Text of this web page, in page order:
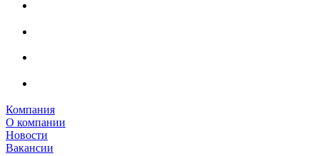
Компания
О компании
Новости
Вакансии